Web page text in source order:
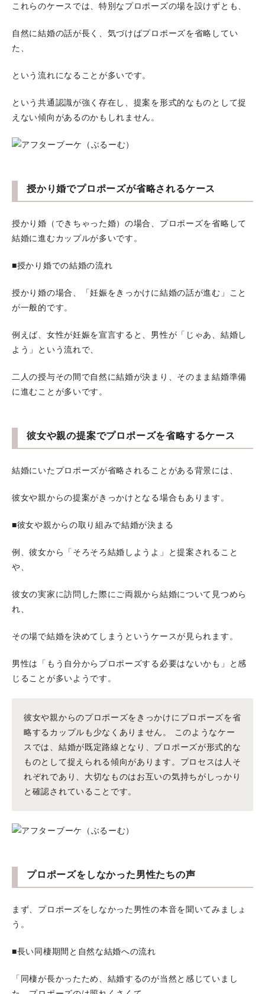
これらのケースでは、特別なプロポーズの場を設けずとも、
自然に結婚の話が長く、気づけばプロポーズを省略してい
た、
という流れになることが多いです。
という共通認識が強く存在し、提案を形式的なものとして捉
えない傾向があるのか​​もしれません。
授かり婚でプロポーズが省略されるケース
授かり婚（できちゃった婚）の場合、プロポーズを省略して
結婚に進むカップルが多いです。
■授かり婚での結婚の流れ
授かり婚の場合、「妊娠をきっかけに結婚の話が進む」こと
が一般的です。
例えば、女性が妊娠を宣言すると、男性が「じゃあ、結婚し
よう」という流れで、
二人の授与その間で自然に結婚が決まり、そのまま結婚準備
に進むことが多いです。
彼女や親の提案でプロポーズを省略するケース
結婚にいたプロポーズが省略されることがある背景には、
彼女や親からの提案がきっかけとなる場合もあります。
■彼女や親からの取り組みで結婚が決まる
例、彼女から「そろそろ結婚しようよ」と提案されること
や、
彼女の実家に訪問した際にご両親から結婚について見つめら
れ、
その場で結婚を決めてしまうというケースが見られます。
男性は「もう自分からプロポーズする必要はないかも」と感
じることが多いようです。
彼女や親からのプロポーズをきっかけにプロポーズを省
略するカップルも少なくありません。 このようなケー
スでは、結婚が既定路線となり、プロポーズが形式的な
ものとして捉えられる傾向があります。プロセスは人そ
れぞれであり、大切なものはお互いの気持ちがしっかり
と確認されていることです。
プロポーズをしなかった男性たちの声
まず、プロポーズをしなかった男性の本音を聞いてみましょ
う。
■長い同棲期間と自然な結婚への流れ
「同棲が長かったため、結婚するのが当然と感じていまし